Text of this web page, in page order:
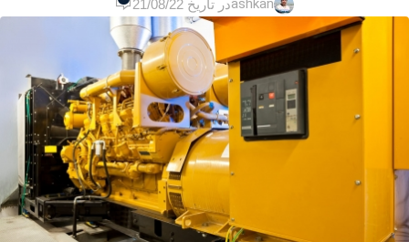
ashkanدر تاریخ 21/08/22